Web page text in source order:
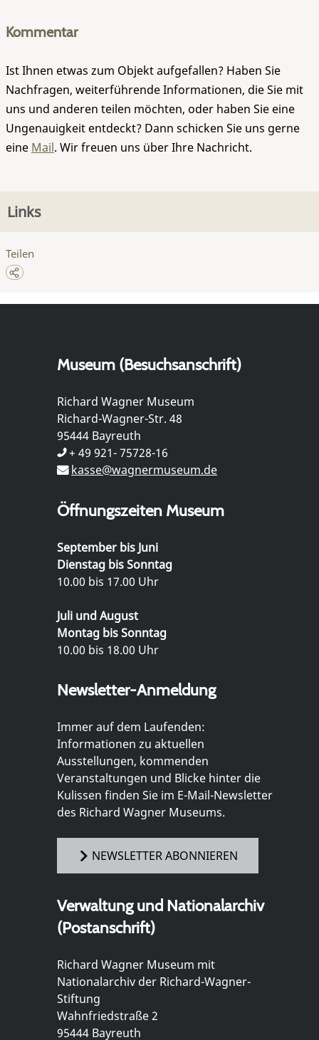
Kommentar
Ist Ihnen etwas zum Objekt aufgefallen? Haben Sie
Nachfragen, weiterführende Informationen, die Sie mit
uns und anderen teilen möchten, oder haben Sie eine
Ungenauigkeit entdeckt? Dann schicken Sie uns gerne
eine Mail. Wir freuen uns über Ihre Nachricht.
Links
Teilen
Museum (Besuchsanschrift)
Richard Wagner Museum
Richard-Wagner-Str. 48
95444 Bayreuth
+ 49 921- 75728-16
kasse@wagnermuseum.de
Öffnungszeiten Museum
September bis Juni
Dienstag bis Sonntag
10.00 bis 17.00 Uhr
Juli und August
Montag bis Sonntag
10.00 bis 18.00 Uhr
Newsletter-Anmeldung
Immer auf dem Laufenden:
Informationen zu aktuellen
Ausstellungen, kommenden
Veranstaltungen und Blicke hinter die
Kulissen finden Sie im E-Mail-Newsletter
des Richard Wagner Museums.
NEWSLETTER ABONNIEREN
Verwaltung und Nationalarchiv
(Postanschrift)
Richard Wagner Museum mit
Nationalarchiv der Richard-Wagner-
Stiftung
Wahnfriedstraße 2
95444 Bayreuth